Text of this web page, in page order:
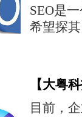
SEO是
希望探
【大粤
目前，